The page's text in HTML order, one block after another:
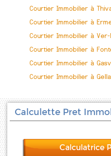
Courtier Immobilier à
Courtier Immobilier à
Courtier Immobilier à
Courtier Immobilier à
Courtier Immobilier à
Courtier Immobilier à
Calculette Pret
Calculatrice